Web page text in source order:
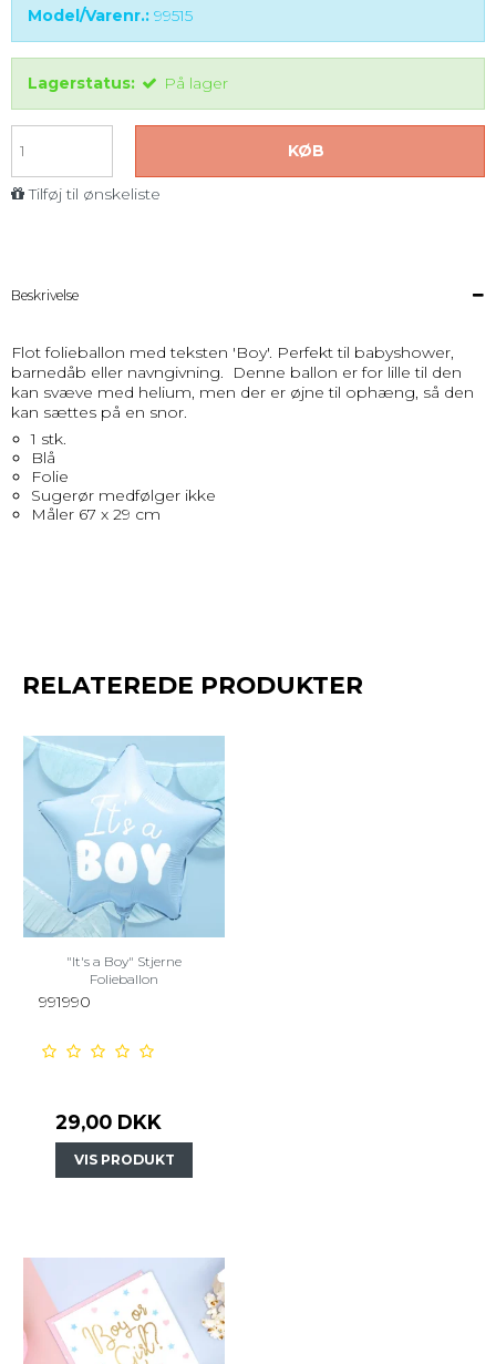
Model/Varenr.: 99515
Lagerstatus: På lager
KØB
Tilføj til ønskeliste
Beskrivelse
Flot folieballon med teksten 'Boy'. Perfekt til babyshower,
barnedåb eller navngivning. Denne ballon er for lille til den
kan svæve med helium, men der er øjne til ophæng, så den
kan sættes på en snor.
1 stk.
Blå
Folie
Sugerør medfølger ikke
Måler 67 x 29 cm
RELATEREDE PRODUKTER
"It's a Boy" Stjerne
Folieballon
991990
29,00 DKK
VIS PRODUKT